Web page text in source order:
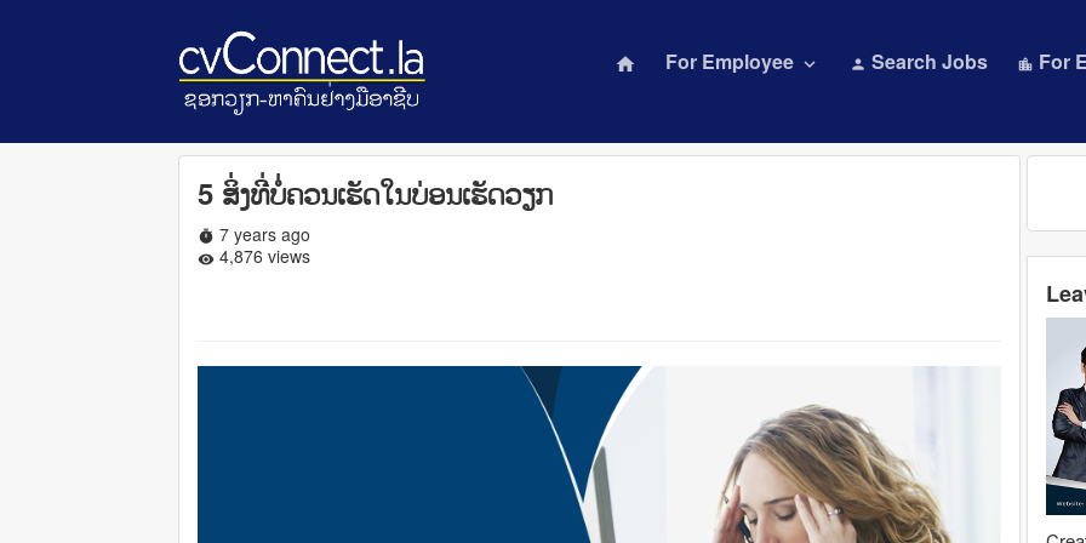
home For Employee keyboard_arrow_down person Search Jobs location_city For
5 ສິ່ງທີ່ບໍ່ຄວນເຮັດ​ໃນ​ບ່ອ​ນ​ເຮັດ​ວຽກ
timer 7 years ago
remove_red_eye 4,876 views